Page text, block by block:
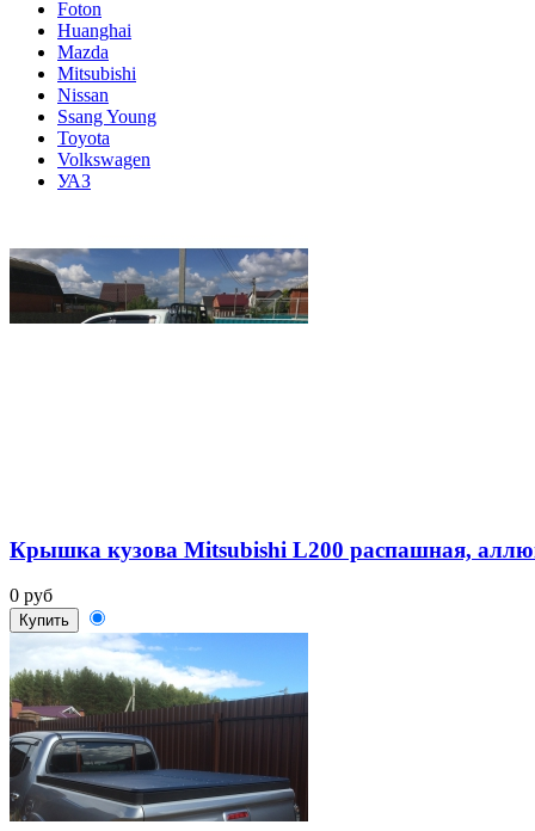
Foton
Huanghai
Mazda
Mitsubishi
Nissan
Ssang Young
Toyota
Volkswagen
УАЗ
Крышка кузова Mitsubishi L200 распашная,
0 руб
Купить